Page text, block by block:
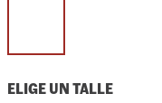
ELIGE UN TALLE